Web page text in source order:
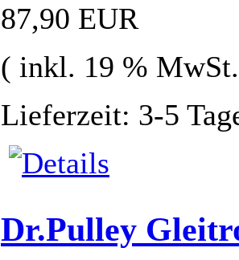
87,90 EUR
( inkl. 19 %
Lieferzeit: 3-5
Dr.Pulley